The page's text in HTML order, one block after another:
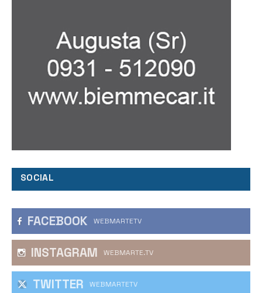
SOCIAL
FACEBOOK WEBMARTETV
INSTAGRAM WEBMARTE.TV
TWITTER WEBMARTETV